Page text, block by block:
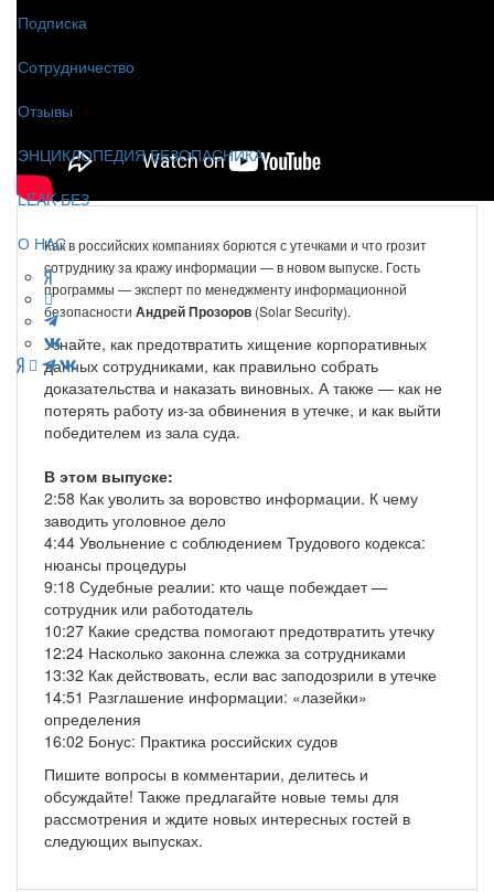
Подписка
Сотрудничество
Отзывы
ЭНЦИКЛОПЕДИЯ БЕЗОПАСНИКА
LEAK-БЕЗ
О НАСКак в российских компаниях борются с утечками и что грозит
сотруднику за кражу информации — в новом выпуске. Гость
программы — эксперт по менеджменту информационной
безопасности Андрей Прозоров (Solar Security).
Узнайте, как предотвратить хищение корпоративных
данных сотрудниками, как правильно собрать
доказательства и наказать виновных. А также — как не
потерять работу из-за обвинения в утечке, и как выйти
победителем из зала суда.
В этом выпуске:
2:58 Как уволить за воровство информации. К чему
заводить уголовное дело
4:44 Увольнение с соблюдением Трудового кодекса:
нюансы процедуры
9:18 Судебные реалии: кто чаще побеждает —
сотрудник или работодатель
10:27 Какие средства помогают предотвратить утечку
12:24 Насколько законна слежка за сотрудниками
13:32 Как действовать, если вас заподозрили в утечке
14:51 Разглашение информации: «лазейки»
определения
16:02 Бонус: Практика российских судов
Пишите вопросы в комментарии, делитесь и
обсуждайте! Также предлагайте новые темы для
рассмотрения и ждите новых интересных гостей в
следующих выпусках.